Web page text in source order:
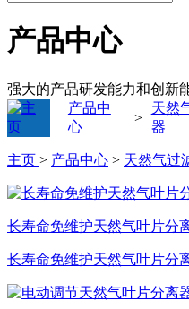
产品中心
强大的产品研发能力和创新
产品中
心
>
天然
器
主页 > 产品中心 > 天然气过
长寿命免维护天然气叶片分
长寿命免维护天然气叶片分